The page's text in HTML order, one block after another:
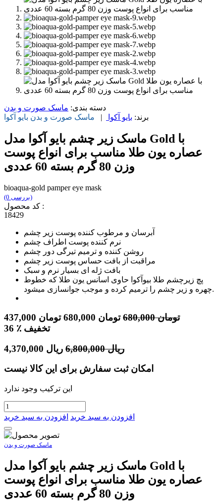
دسته بندی: ماسک صورت و بدن
برند: بایو آکوا | ماسک صورت و بدن بایو آکوا
ماسک زیر چشم بایو آکوا مدل Gold با
عصاره یون طلا مناسب برای انواع پوست
وزن 80 گرم بسته 60 عددی
bioaqua-gold pamper eye mask
(0 بررسی)
کد محصول :
18429
آبرسان و مرطوب کننده پوست زیر چشم
نرم کننده پوست اطراف چشم
روشن کننده و ترمیم تیرگی دور چشم
مراقبت از بافت حساس پوست زیر چشم
بافت ژله ای بسیار نرم و سبک
پچ زیرچشم طلا بیوآکوا حاوی اسانس یون طلا که خطوط
چهره و زیر چشم را ترمیم کرده و موجب جوانسازی میشود.
437,000 تومان 680,000تومان 680,000 تومان
36
٪ تخفیف
4,370,000 ریال 6,800,000 ریال
امکان ثبت سفارش برای این کالا نیست
این ترکیب وجود ندارد
افزودن به سبد خرید افزودن به سبد خرید
ماسک صورت و بدن
ماسک زیر چشم بایو آکوا مدل Gold با
عصاره یون طلا مناسب برای انواع پوست
وزن 80 گرم بسته 60 عددی